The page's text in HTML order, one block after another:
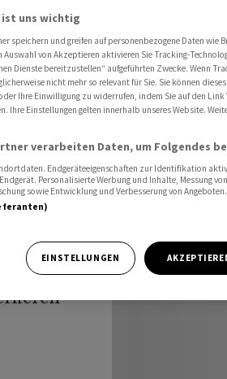
uns wichtig
speichern und greifen auf personenbezogene Daten wie
Auswahl von Akzeptieren aktivieren Sie Tracking-
Dienste bereitzustellen“ aufgeführten Zwecke. Wenn
nicht mehr so relevant für Sie. Sie können
Ihre Einwilligung zu widerrufen, indem Sie auf den
Ihre Einstellungen gelten innerhalb unseres Website.
verarbeiten Daten, um Folgendes
Endgeräteeigenschaften zur Identifikation
Personalisierte Werbung und Inhalte, Messung
sowie Entwicklung und Verbesserung von Angeboten.
EINSTELLUNGEN